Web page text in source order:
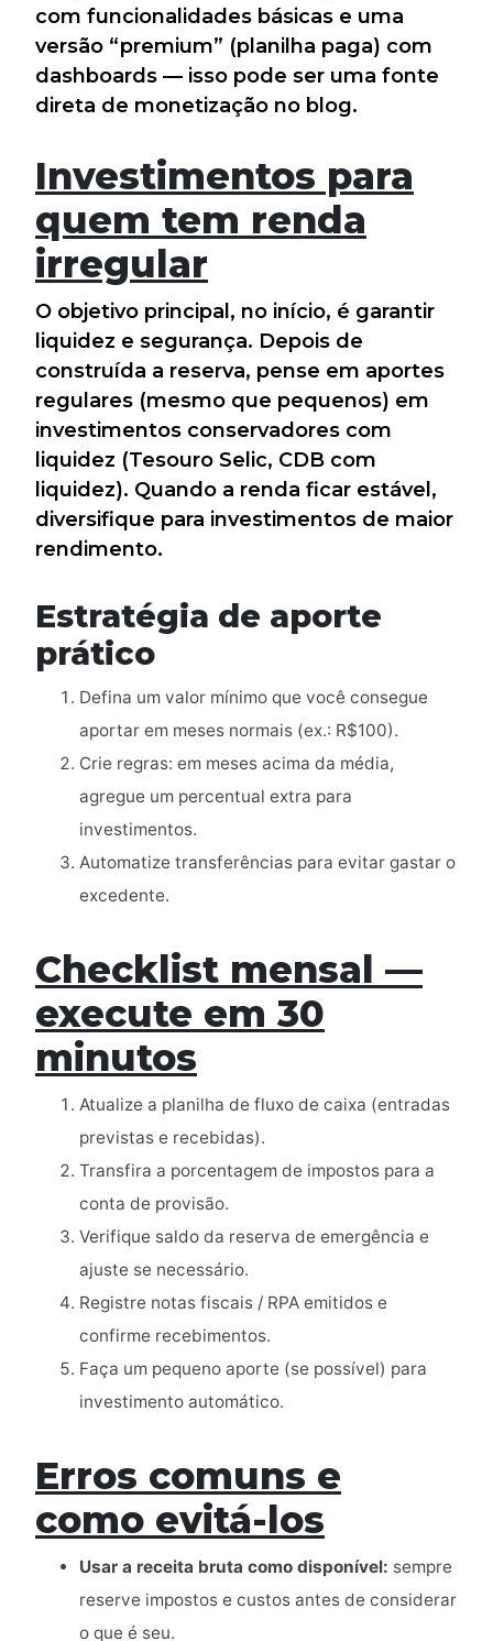
com funcionalidades básicas e uma
versão “premium” (planilha paga) com
dashboards — isso pode ser uma fonte
direta de monetização no blog.
Investimentos para
quem tem renda
irregular
O objetivo principal, no início, é garantir
liquidez e segurança. Depois de
construída a reserva, pense em aportes
regulares (mesmo que pequenos) em
investimentos conservadores com
liquidez (Tesouro Selic, CDB com
liquidez). Quando a renda ficar estável,
diversifique para investimentos de maior
rendimento.
Estratégia de aporte
prático
Defina um valor mínimo que você consegue
aportar em meses normais (ex.: R$100).
Crie regras: em meses acima da média,
agregue um percentual extra para
investimentos.
Automatize transferências para evitar gastar o
excedente.
Checklist mensal —
execute em 30
minutos
Atualize a planilha de fluxo de caixa (entradas
previstas e recebidas).
Transfira a porcentagem de impostos para a
conta de provisão.
Verifique saldo da reserva de emergência e
ajuste se necessário.
Registre notas fiscais / RPA emitidos e
confirme recebimentos.
Faça um pequeno aporte (se possível) para
investimento automático.
Erros comuns e
como evitá-los
Usar a receita bruta como disponível: sempre
reserve impostos e custos antes de considerar
o que é seu.